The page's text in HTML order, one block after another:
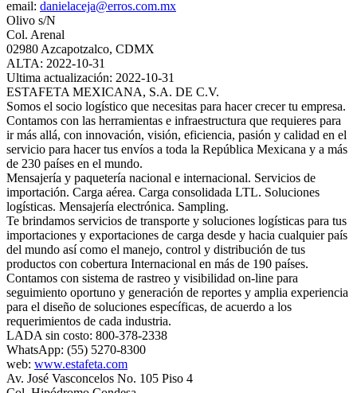
email: danielaceja@erros.com.mx
Olivo s/N
Col. Arenal
02980 Azcapotzalco, CDMX
ALTA: 2022-10-31
Ultima actualización: 2022-10-31
ESTAFETA MEXICANA, S.A. DE C.V.
Somos el socio logístico que necesitas para hacer crecer tu empresa.
Contamos con las herramientas e infraestructura que requieres para
ir más allá, con innovación, visión, eficiencia, pasión y calidad en el
servicio para hacer tus envíos a toda la República Mexicana y a más
de 230 países en el mundo.
Mensajería y paquetería nacional e internacional. Servicios de
importación. Carga aérea. Carga consolidada LTL. Soluciones
logísticas. Mensajería electrónica. Sampling.
Te brindamos servicios de transporte y soluciones logísticas para tus
importaciones y exportaciones de carga desde y hacia cualquier país
del mundo así como el manejo, control y distribución de tus
productos con cobertura Internacional en más de 190 países.
Contamos con sistema de rastreo y visibilidad on-line para
seguimiento oportuno y generación de reportes y amplia experiencia
para el diseño de soluciones específicas, de acuerdo a los
requerimientos de cada industria.
LADA sin costo: 800-378-2338
WhatsApp: (55) 5270-8300
web: www.estafeta.com
Av. José Vasconcelos No. 105 Piso 4